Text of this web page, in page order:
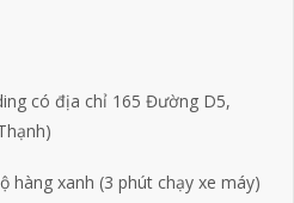
có địa chỉ 165 Đường D5,
hàng xanh (3 phút chạy xe máy)